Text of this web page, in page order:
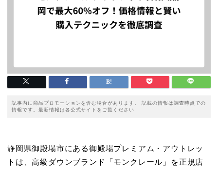
記事内に商品プロモーションを含む場合があります。 記載の情報は調査時点での
情報です。最新情報は各公式サイトをご覧ください
静岡県御殿場市にある御殿場プレミアム・アウトレッ
トは、高級ダウンブランド「モンクレール」を正規店